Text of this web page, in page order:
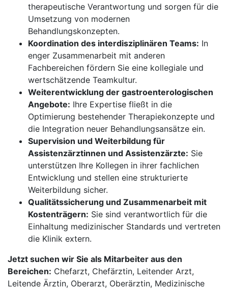
therapeutische Verantwortung und sorgen für die
Umsetzung von modernen
Behandlungskonzepten.
Koordination des interdisziplinären Teams: In
enger Zusammenarbeit mit anderen
Fachbereichen fördern Sie eine kollegiale und
wertschätzende Teamkultur.
Weiterentwicklung der gastroenterologischen
Angebote: Ihre Expertise fließt in die
Optimierung bestehender Therapiekonzepte und
die Integration neuer Behandlungsansätze ein.
Supervision und Weiterbildung für
Assistenzärztinnen und Assistenzärzte: Sie
unterstützen Ihre Kollegen in ihrer fachlichen
Entwicklung und stellen eine strukturierte
Weiterbildung sicher.
Qualitätssicherung und Zusammenarbeit mit
Kostenträgern: Sie sind verantwortlich für die
Einhaltung medizinischer Standards und vertreten
die Klinik extern.
Jetzt suchen wir Sie als Mitarbeiter aus den
Bereichen: Chefarzt, Chefärztin, Leitender Arzt,
Leitende Ärztin, Oberarzt, Oberärztin, Medizinische